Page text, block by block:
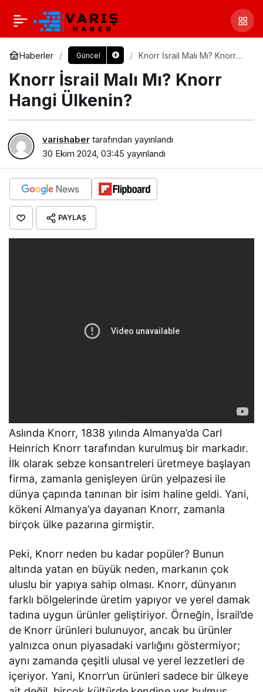
Haberler Güncel
Knorr İsrail Malı Mı? Knorr
Knorr İsrail Malı Mı? Knorr
Hangi Ülkenin?
varishaber tarafından yayınlandı
30 Ekim 2024, 03:45 yayınlandı
PAYLAŞ
Aslında Knorr, 1838 yılında Almanya’da Carl
Heinrich Knorr tarafından kurulmuş bir markadır.
İlk olarak sebze konsantreleri üretmeye başlayan
firma, zamanla genişleyen ürün yelpazesi ile
dünya çapında tanınan bir isim haline geldi. Yani,
kökeni Almanya’ya dayanan Knorr, zamanla
birçok ülke pazarına girmiştir.
Peki, Knorr neden bu kadar popüler? Bunun
altında yatan en büyük neden, markanın çok
uluslu bir yapıya sahip olması. Knorr, dünyanın
farklı bölgelerinde üretim yapıyor ve yerel damak
tadına uygun ürünler geliştiriyor. Örneğin, İsrail’de
de Knorr ürünleri bulunuyor, ancak bu ürünler
yalnızca onun piyasadaki varlığını göstermiyor;
aynı zamanda çeşitli ulusal ve yerel lezzetleri de
içeriyor. Yani, Knorr’un ürünleri sadece bir ülkeye